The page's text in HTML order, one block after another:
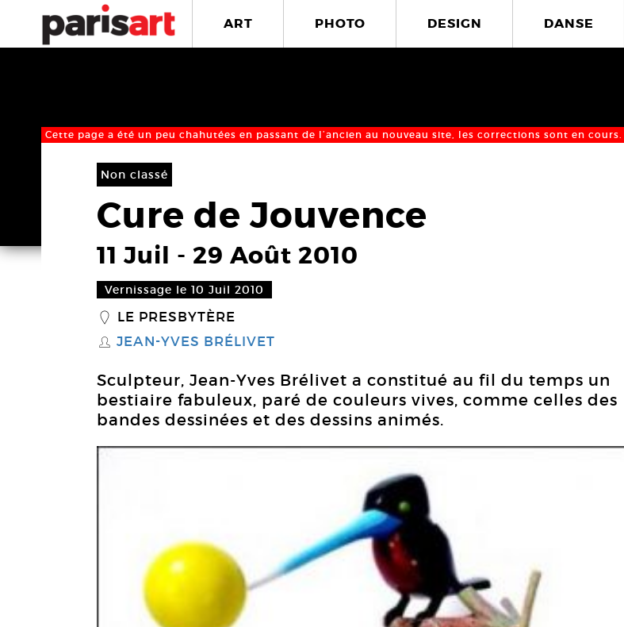
ART PHOTO DESIGN DANSE
Cette page a été un peu chahutées en passant de l’ancien au nouveau site, les corrections sont en cours.
Non classé
Cure de Jouvence
11 Juil - 29 Août 2010
Vernissage le 10 Juil 2010
_ LE PRESBYTÈRE
S JEAN-YVES BRÉLIVET
Sculpteur, Jean-Yves Brélivet a constitué au fil du temps un
bestiaire fabuleux, paré de couleurs vives, comme celles des
bandes dessinées et des dessins animés.